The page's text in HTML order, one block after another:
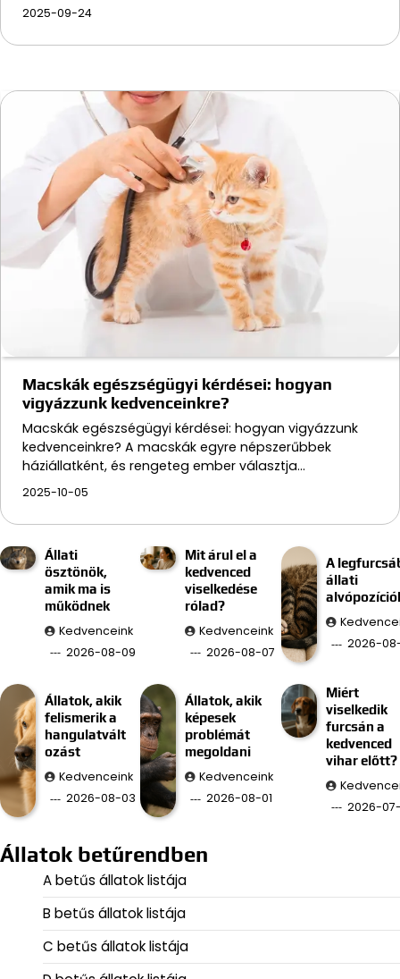
2025-09-24
Macskák egészségügyi kérdései: hogyan
vigyázzunk kedvenceinkre?
Macskák egészségügyi kérdései: hogyan vigyázzunk
kedvenceinkre? A macskák egyre népszerűbbek
háziállatként, és rengeteg ember választja…
2025-10-05
Állati
ösztönök,
amik ma is
működnek
Kedvenceink
2026-08-09
Mit árul el a
kedvenced
viselkedése
rólad?
Kedvenceink
2026-08-07
A
állati
2026-
Állatok, akik
felismerik a
hangulatvált
ozást
Kedvenceink
2026-08-03
Állatok, akik
képesek
problémát
megoldani
Kedvenceink
2026-08-01
Miért
viselkedik
furcsán a
kedvenced
vihar előtt?
2026-
Állatok betűrendben
A betűs állatok listája
B betűs állatok listája
C betűs állatok listája